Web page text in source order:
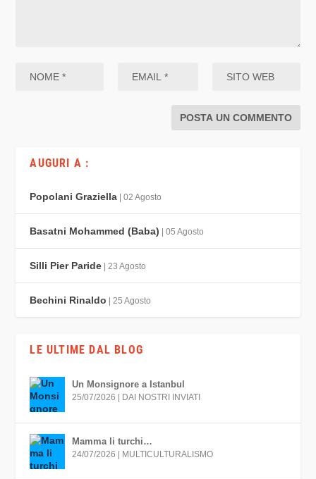
AUGURI A :
Popolani Graziella | 02 Agosto
Basatni Mohammed (Baba) | 05 Agosto
Silli Pier Paride | 23 Agosto
Bechini Rinaldo | 25 Agosto
LE ULTIME DAL BLOG
Un Monsignore a Istanbul
25/07/2026 DAI NOSTRI INVIATI
Mamma li turchi…
24/07/2026 MULTICULTURALISMO